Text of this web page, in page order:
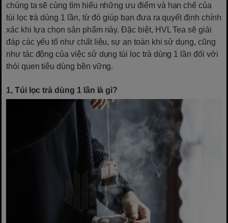
chúng ta sẽ cùng tìm hiểu những ưu điểm và hạn chế của
túi lọc trà dùng 1 lần, từ đó giúp bạn đưa ra quyết định chính
xác khi lựa chọn sản phẩm này. Đặc biệt, HVL Tea sẽ giái
đáp các yếu tố như chất liệu, sự an toàn khi sử dụng, cũng
như tác động của việc sử dụng túi lọc trà dùng 1 lần đối với
thói quen tiêu dùng bền vững.
1, Túi lọc trà dùng 1 lần là gì?